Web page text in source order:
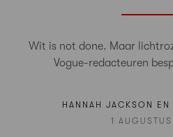
Wit is not done. Maar
Vogue-redacteuren
HANNAH JACKSON EN
1